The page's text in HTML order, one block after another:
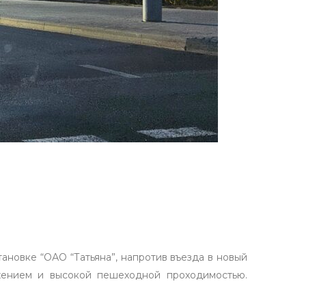
“ОАО “Татьяна”, напротив въезда в новый
и высокой пешеходной проходимостью.